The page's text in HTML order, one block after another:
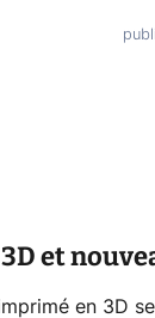
et
en 3D